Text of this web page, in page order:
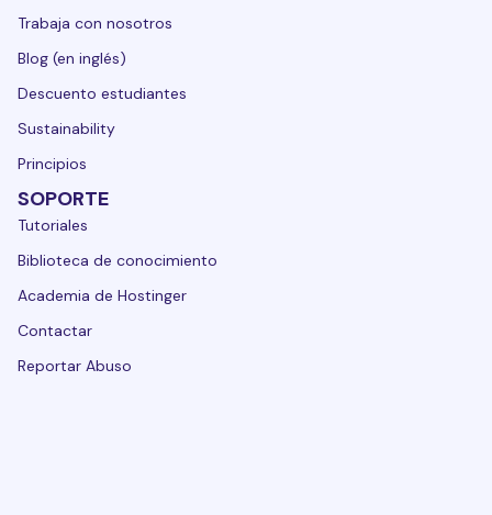
Trabaja con nosotros
Blog (en inglés)
Descuento estudiantes
Sustainability
Principios
SOPORTE
Tutoriales
Biblioteca de conocimiento
Academia de Hostinger
Contactar
Reportar Abuso